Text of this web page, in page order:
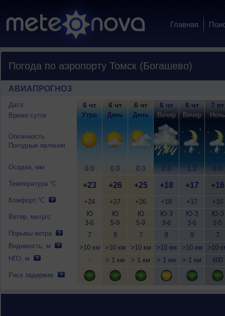
Главная
Погода по аэропорту Томск (Богашево)
АВИАПРОГНОЗ
Дата
Время суток
Облачность
Погодные явления
Осадки, мм
Температура °C
Комфорт,°C
Ветер, метр/с
Порывы ветра
Видимость, м
НГО, м
Риск задержек
6 чт
Утро
0.0
+23
+24
Ю
3-6
7
>10 км
-
6 чт
День
0.0
+26
+27
Ю
5-9
8
>10 км
> 1 км
6 чт
День
0.0
+25
+26
Ю
5-9
7
>10 км
> 1 км
6 чт
Вечер
2.0
+18
+18
Ю-З
3-6
8
>10 км
> 1 км
6 чт
Вечер
1.2
+17
+17
Ю-З
3-6
9
>10 км
> 1 км
7 пт
Ночь
0.0
+16
+16
Ю-З
2-5
7
>10
600